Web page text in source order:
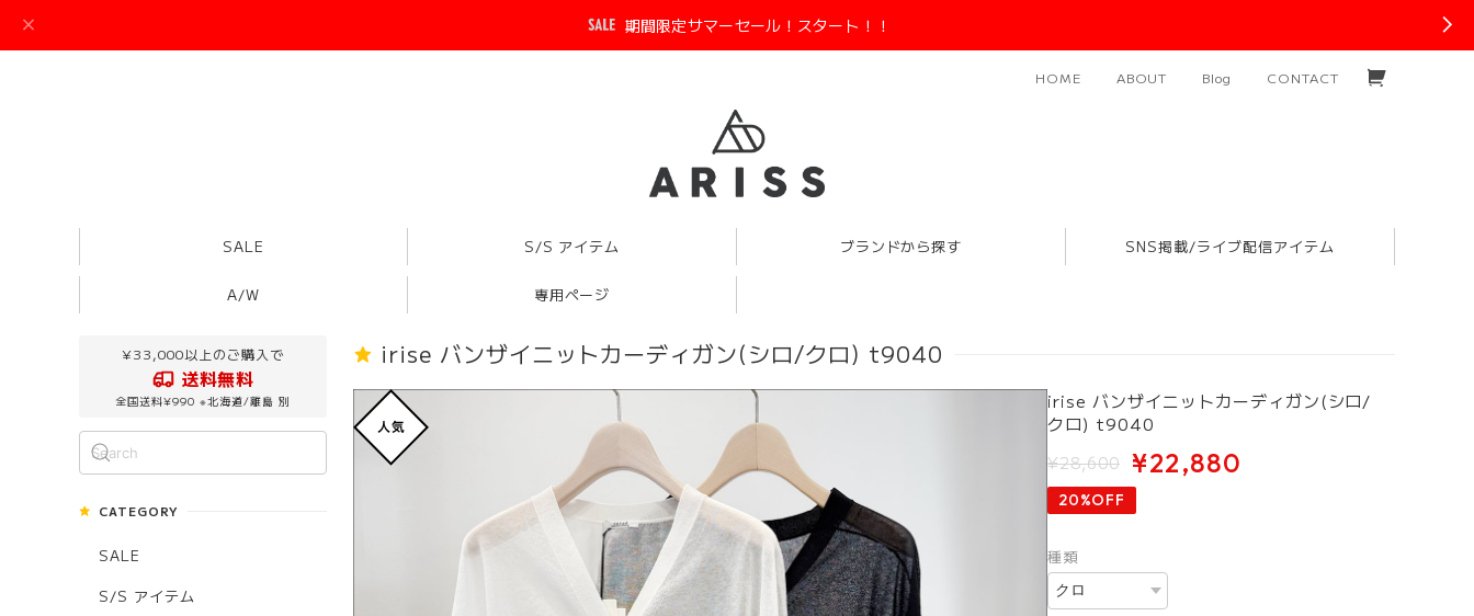
期間限定サマーセール！スタート！！
HOME ABOUT Blog CONTACT
SALE S/S アイテム ブランドから探す SNS掲載/ライブ配信アイテム
A/W 専用ページ
¥33,000以上のご購入で
送料無料
全国送料¥990 ※北海道/離島 別
CATEGORY
SALE
S/S アイテム
irise バンザイニットカーディガン(シロ/クロ) t9040
irise バンザイニットカーディガン(シロ/
クロ) t9040
¥28,600 ¥22,880
20%OFF
種類